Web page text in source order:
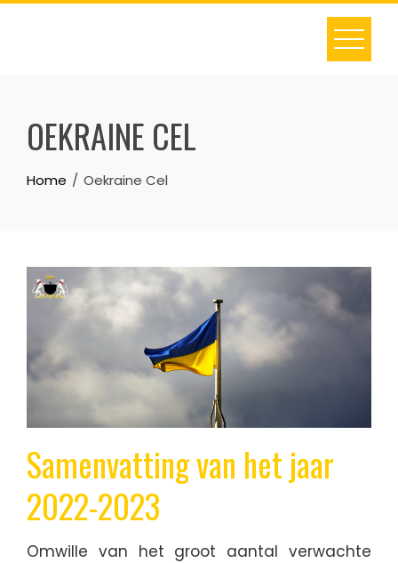
OEKRAINE CEL
Home Oekraine Cel
Samenvatting van het jaar
2022-2023
Omwille van het groot aantal verwachte